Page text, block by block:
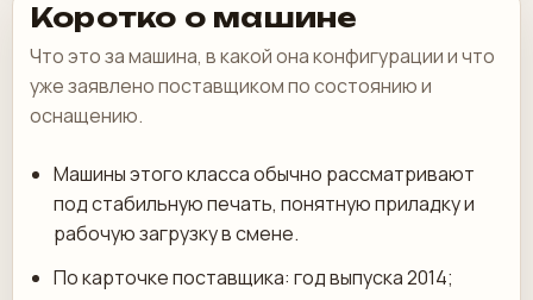
Коротко о машине
Что это за машина, в какой она конфигурации и что
уже заявлено поставщиком по состоянию и
оснащению.
Машины этого класса обычно рассматривают
под стабильную печать, понятную приладку и
рабочую загрузку в смене.
По карточке поставщика: год выпуска 2014;